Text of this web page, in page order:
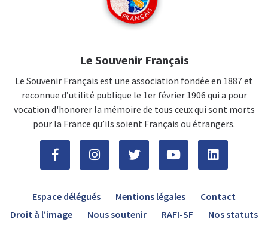
Le Souvenir Français
Le Souvenir Français est une association fondée en 1887 et
reconnue d’utilité publique le 1er février 1906 qui a pour
vocation d'honorer la mémoire de tous ceux qui sont morts
pour la France qu’ils soient Français ou étrangers.
Espace délégués Mentions légales
Contact
Droit à l’image
Nous soutenir RAFI-SF Nos statuts